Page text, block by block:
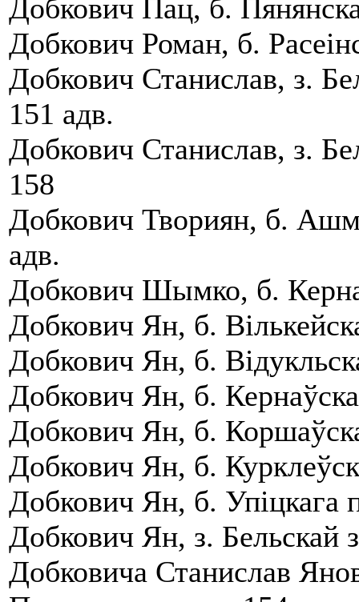
Добкович Пац, б.
Добкович Роман, б.
Добкович Станислав, з.
151 адв.
Добкович Станислав, з.
158
Добкович Твориян, б.
адв.
Добкович Шымко, б.
Добкович Ян, б.
Добкович Ян, б.
Добкович Ян, б.
Добкович Ян, б.
Добкович Ян, б.
Добкович Ян, б. Упiцкага
Добкович Ян, з. Бельскай
Добковича Станислав